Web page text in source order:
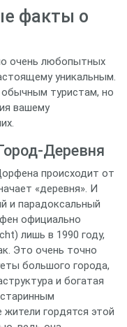
факты о
очень любопытных
уникальным.
туристам, но
вашему
Деревня
происходит от
«деревня». И
и парадоксальный
официально
лишь в 1990 году,
Это очень точно
большого города,
и богатая
гордятся этой